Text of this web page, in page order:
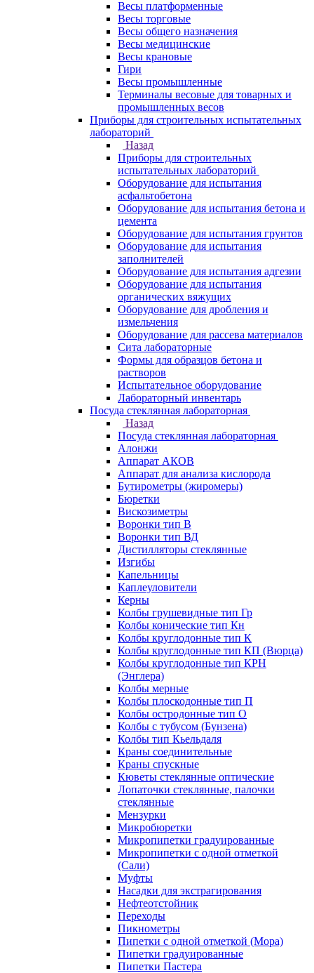
Весы платформенные
Весы торговые
Весы общего назначения
Весы медицинские
Весы крановые
Гири
Весы промышленные
Терминалы весовые для товарных и
промышленных весов
Приборы для строительных испытательных
лабораторий
Назад
Приборы для строительных
испытательных лабораторий
Оборудование для испытания
асфальтобетона
Оборудование для испытания бетона и
цемента
Оборудование для испытания грунтов
Оборудование для испытания
заполнителей
Оборудование для испытания адгезии
Оборудование для испытания
органических вяжущих
Оборудование для дробления и
измельчения
Оборудование для рассева материалов
Сита лабораторные
Формы для образцов бетона и
растворов
Испытательное оборудование
Лабораторный инвентарь
Посуда стеклянная лабораторная
Назад
Посуда стеклянная лабораторная
Алонжи
Аппарат АКОВ
Аппарат для анализа кислорода
Бутирометры (жиромеры)
Бюретки
Вискозиметры
Воронки тип В
Воронки тип ВД
Дистилляторы стеклянные
Изгибы
Капельницы
Каплеуловители
Керны
Колбы грушевидные тип Гр
Колбы конические тип Кн
Колбы круглодонные тип К
Колбы круглодонные тип КП (Вюрца)
Колбы круглодонные тип КРН
(Энглера)
Колбы мерные
Колбы плоскодонные тип П
Колбы остродонные тип О
Колбы с тубусом (Бунзена)
Колбы тип Кьельдаля
Краны соединительные
Краны спускные
Кюветы стеклянные оптические
Лопаточки стеклянные, палочки
стеклянные
Мензурки
Микробюретки
Микропипетки градуированные
Микропипетки с одной отметкой
(Сали)
Муфты
Насадки для экстрагирования
Нефтеотстойник
Переходы
Пикнометры
Пипетки с одной отметкой (Мора)
Пипетки градуированные
Пипетки Пастера